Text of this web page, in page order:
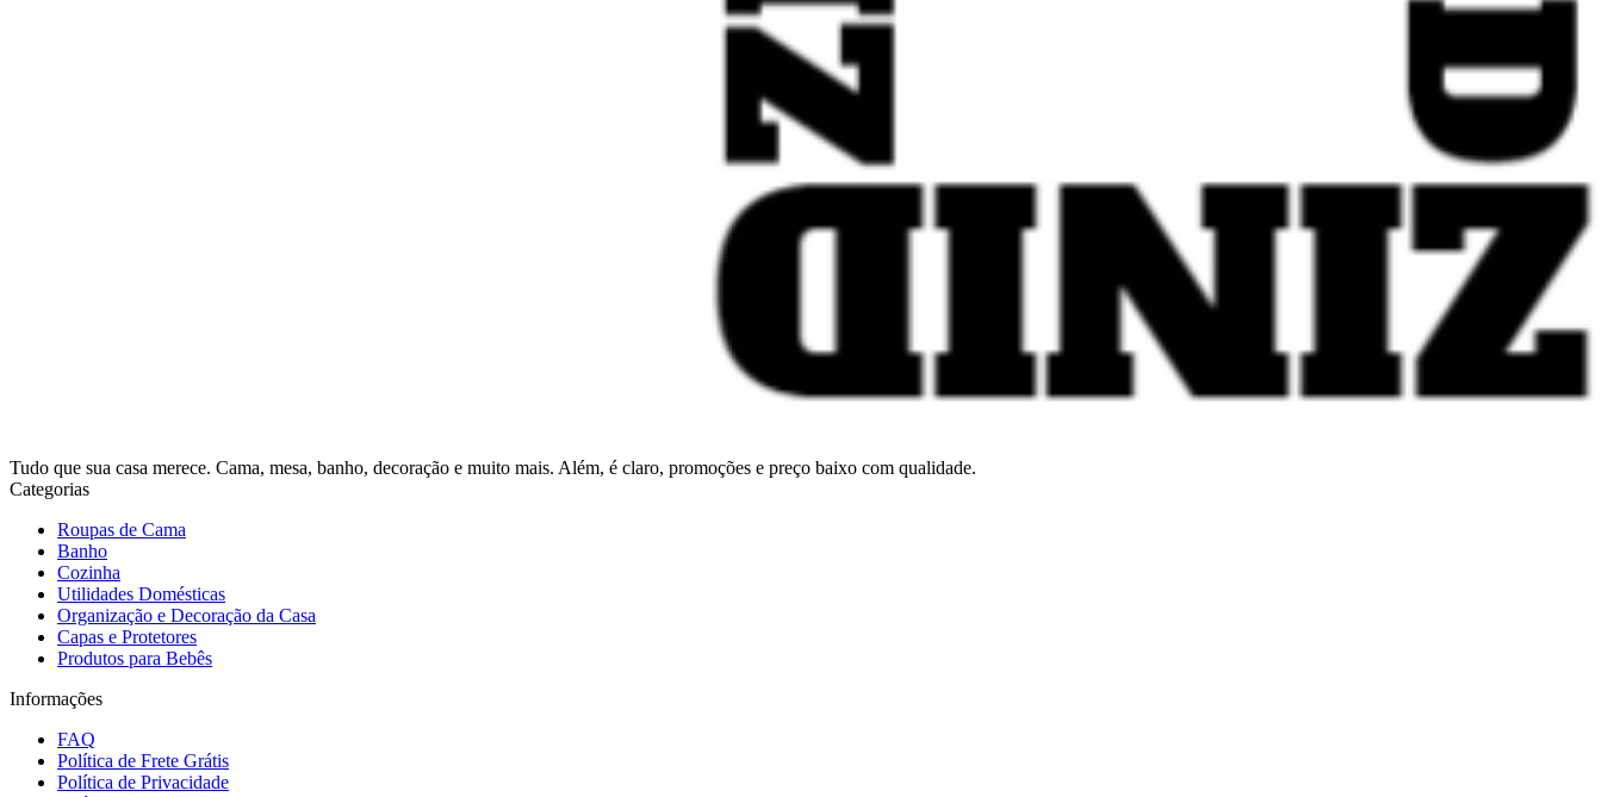
Tudo que sua casa merece. Cama, mesa, banho, decoração e muito mais. Além, é claro, promoções e preço baixo com qualidade.
Categorias
Roupas de Cama
Banho
Cozinha
Utilidades Domésticas
Organização e Decoração da Casa
Capas e Protetores
Produtos para Bebês
Informações
FAQ
Política de Frete Grátis
Política de Privacidade